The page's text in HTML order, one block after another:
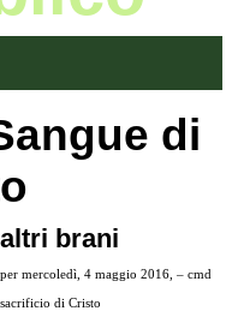
di
brani
per mercoledì, 4 maggio 2016, – cmd
di Cristo